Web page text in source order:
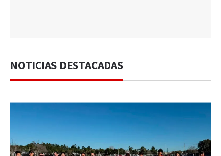
NOTICIAS DESTACADAS